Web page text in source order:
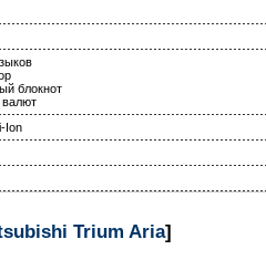
блокнот
валют
Ion
Trium Aria]